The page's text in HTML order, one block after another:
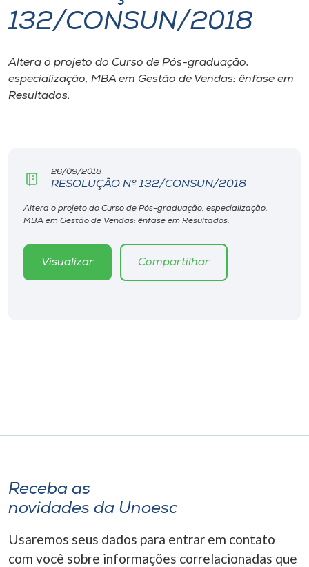
I.nova
Diplomados
Rádio
A+
132/CONSUN/2018
Altera o projeto do Curso de Pós-graduação,
especialização, MBA em Gestão de Vendas: ênfase em
Resultados.
26/09/2018
RESOLUÇÃO Nº 132/CONSUN/2018
Altera o projeto do Curso de Pós-graduação, especialização,
MBA em Gestão de Vendas: ênfase em Resultados.
Visualizar Compartilhar
Receba as
novidades da Unoesc
Usaremos seus dados para entrar em contato
com você sobre informações correlacionadas que